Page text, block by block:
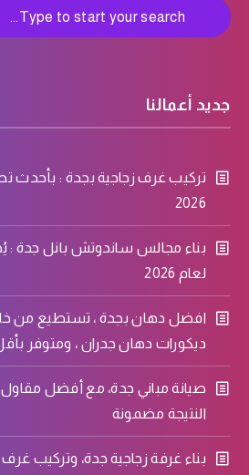
جديد أعمالنا
تركيب غرف زجاجية بجدة : بأحدث
2026
بناء مجالس ساندوتش بانل جدة :
لعام 2026
افضل دهان بجدة ، تستطيع من
ديكورات دهان جدران ، ومتوفر
صيانة مباني جدة، مع أفضل مقاول
النتيجة مضمونة
بناء غرفة زجاجية جدة، وتركيب